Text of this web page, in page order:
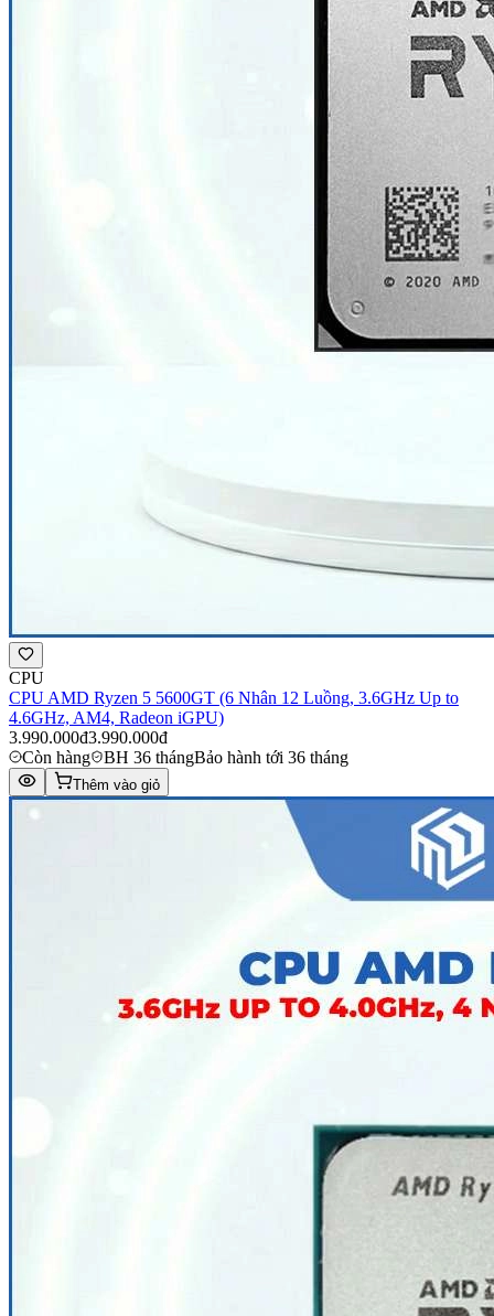
CPU
CPU AMD Ryzen 5 5600GT (6 Nhân 12 Luồng, 3.6GHz Up to
4.6GHz, AM4, Radeon iGPU)
3.990.000đ3.990.000đ
Còn hàng
BH 36 thángBảo hành tới 36 tháng
Thêm vào giỏ